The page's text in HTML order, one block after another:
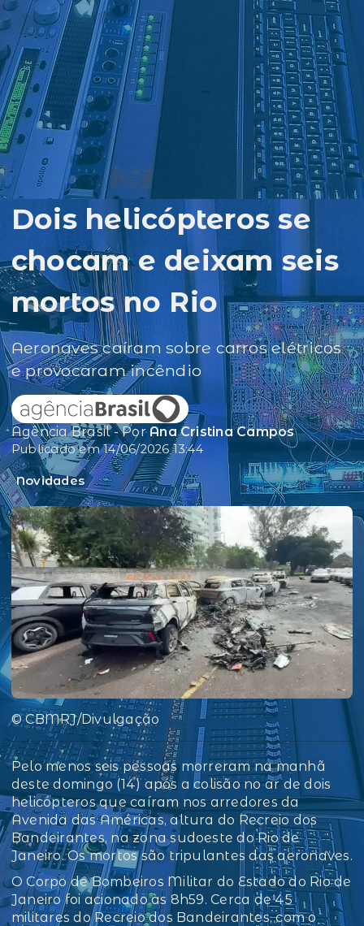
Dois helicópteros se
chocam e deixam seis
mortos no Rio
Aeronaves caíram sobre carros elétricos
e provocaram incêndio
Agência Brasil - Por Ana Cristina Campos
Publicado em 14/06/2026 13:44
Novidades
© CBMRJ/Divulgação
Pelo menos seis pessoas morreram na manhã
deste domingo (14) após a colisão no ar de dois
helicópteros que caíram nos arredores da
Avenida das Américas, altura do Recreio dos
Bandeirantes, na zona sudoeste do Rio de
Janeiro. Os mortos são tripulantes das aeronaves.
O Corpo de Bombeiros Militar do Estado do Rio de
Janeiro foi acionado às 8h59. Cerca de 45
militares do Recreio dos Bandeirantes, com o